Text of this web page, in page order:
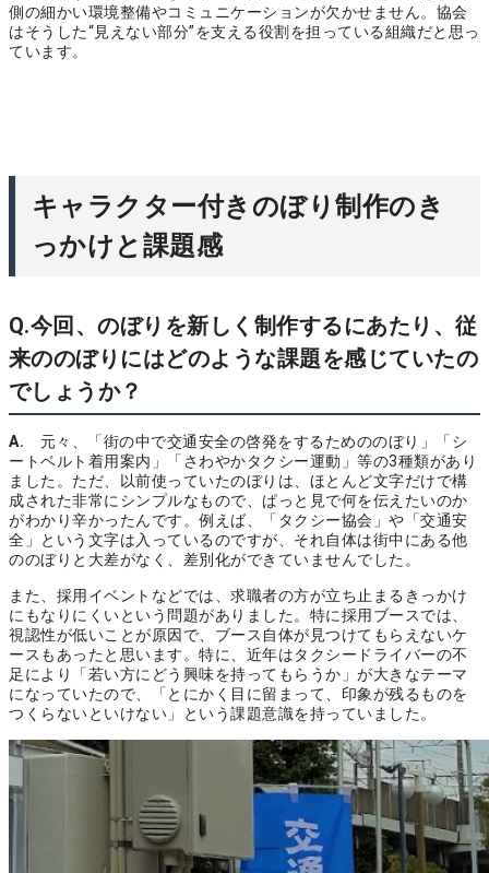
側の細かい環境整備やコミュニケーションが欠かせません。協会
はそうした“見えない部分”を支える役割を担っている組織だと思っ
ています。
キャラクター付きのぼり制作のき
っかけと課題感
Q.今回、のぼりを新しく制作するにあたり、従
来ののぼりにはどのような課題を感じていたの
でしょうか？
A. 元々、「街の中で交通安全の啓発をするためののぼり」「シ
ートベルト着用案内」「さわやかタクシー運動」等の3種類があり
ました。ただ、以前使っていたのぼりは、ほとんど文字だけで構
成された非常にシンプルなもので、ぱっと見で何を伝えたいのか
がわかり辛かったんです。例えば、「タクシー協会」や「交通安
全」という文字は入っているのですが、それ自体は街中にある他
ののぼりと大差がなく、差別化ができていませんでした。
また、採用イベントなどでは、求職者の方が立ち止まるきっかけ
にもなりにくいという問題がありました。特に採用ブースでは、
視認性が低いことが原因で、ブース自体が見つけてもらえないケ
ースもあったと思います。特に、近年はタクシードライバーの不
足により「若い方にどう興味を持ってもらうか」が大きなテーマ
になっていたので、「とにかく目に留まって、印象が残るものを
つくらないといけない」という課題意識を持っていました。